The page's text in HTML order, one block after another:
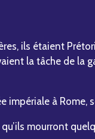
ils étaient
la tâche de la
impériale à Rome,
mourront